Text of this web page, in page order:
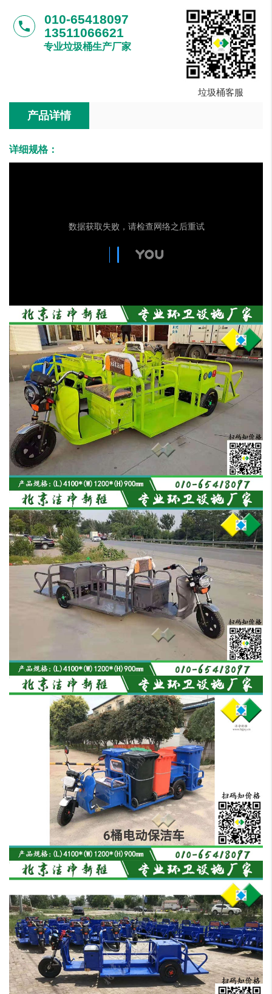
phone
010-65418097
13511066621
专业垃圾桶生产厂家
垃圾桶客服
产品详情
详细规格：